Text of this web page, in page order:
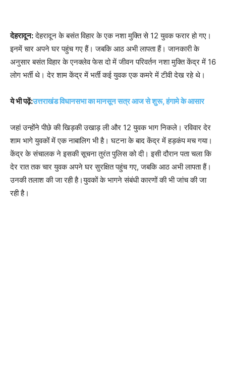
देहरादून:देहरादून के बसंत विहार के एक नशा मुक्ति से 12 युवक फरार हो गए।
इनमें चार अपने घर पहुंच गए हैं। जबकि आठ अभी लापता हैं। जानकारी के
अनुसार बसंत विहार के एनक्लेव फेस दो में जीवन परिवर्तन नशा मुक्ति केंद्र में 16
लोग भर्ती थे। देर शाम केंद्र में भर्ती कई युवक एक कमरे में टीवी देख रहे थे।
ये भी पढ़ें:उत्तराखंड विधानसभा का मानसून सत्र आज से शुरू, हंगामे के आसार
जहां उन्होंने पीछे की खिड़की उखाड़ ली और 12 युवक भाग निकले। रविवार देर
शाम भागे युवकों में एक नाबालिग भी है। घटना के बाद केंद्र में हड़कंप मच गया।
केंद्र के संचालक ने इसकी सूचना तुरंत पुलिस को दी। इसी दौरान पता चला कि
देर रात तक चार युवक अपने घर सुरक्षित पहुंच गए, जबकि आठ अभी लापता हैं।
उनकी तलाश की जा रही है।युवकों के भागने संबंधी कारणों की भी जांच की जा
रही है।